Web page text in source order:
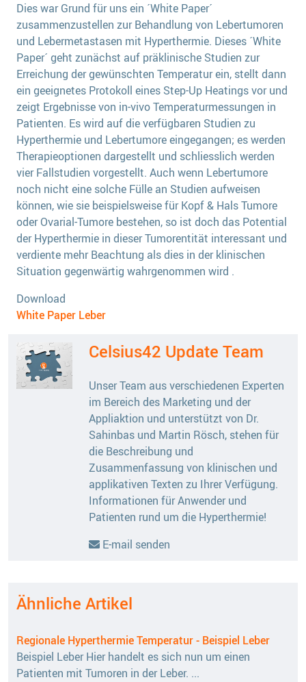
Dies war Grund für uns ein ´White Paper´
zusammenzustellen zur Behandlung von Lebertumoren
und Lebermetastasen mit Hyperthermie. Dieses ´White
Paper´ geht zunächst auf präklinische Studien zur
Erreichung der gewünschten Temperatur ein, stellt dann
ein geeignetes Protokoll eines Step-Up Heatings vor und
zeigt Ergebnisse von in-vivo Temperaturmessungen in
Patienten. Es wird auf die verfügbaren Studien zu
Hyperthermie und Lebertumore eingegangen; es werden
Therapieoptionen dargestellt und schliesslich werden
vier Fallstudien vorgestellt. Auch wenn Lebertumore
noch nicht eine solche Fülle an Studien aufweisen
können, wie sie beispielsweise für Kopf & Hals Tumore
oder Ovarial-Tumore bestehen, so ist doch das Potential
der Hyperthermie in dieser Tumorentität interessant und
verdiente mehr Beachtung als dies in der klinischen
Situation gegenwärtig wahrgenommen wird .
Download
White Paper Leber
Celsius42 Update Team
Unser Team aus verschiedenen Experten
im Bereich des Marketing und der
Appliaktion und unterstützt von Dr.
Sahinbas und Martin Rösch, stehen für
die Beschreibung und
Zusammenfassung von klinischen und
applikativen Texten zu Ihrer Verfügung.
Informationen für Anwender und
Patienten rund um die Hyperthermie!
E-mail senden
Ähnliche Artikel
Regionale Hyperthermie Temperatur - Beispiel Leber
Beispiel Leber Hier handelt es sich nun um einen
Patienten mit Tumoren in der Leber. ...